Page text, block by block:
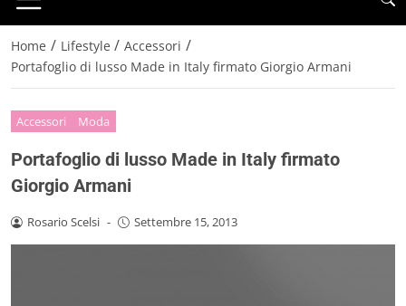
Home / Lifestyle / Accessori /
Portafoglio di lusso Made in Italy firmato Giorgio Armani
Accessori Moda
Portafoglio di lusso Made in Italy firmato
Giorgio Armani
Rosario Scelsi - Settembre 15, 2013